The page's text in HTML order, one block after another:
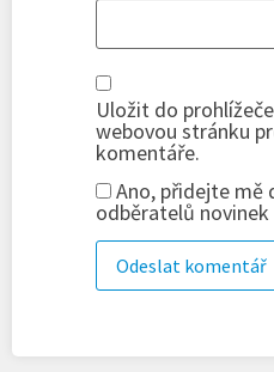
Uložit do
webovou stránku
komentáře.
Ano, přidejte mě
odběratelů novinek